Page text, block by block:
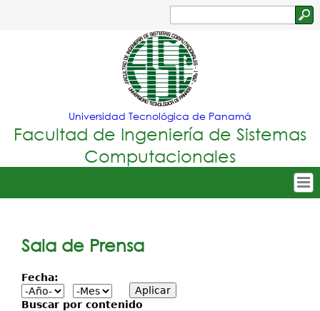
Jump to navigation
Formulario
de
búsqueda
Universidad Tecnológica de Panamá
Facultad de Ingeniería de Sistemas
Computacionales
Menu
Secretarías
Sala de Prensa
Fecha:
Buscar por contenido